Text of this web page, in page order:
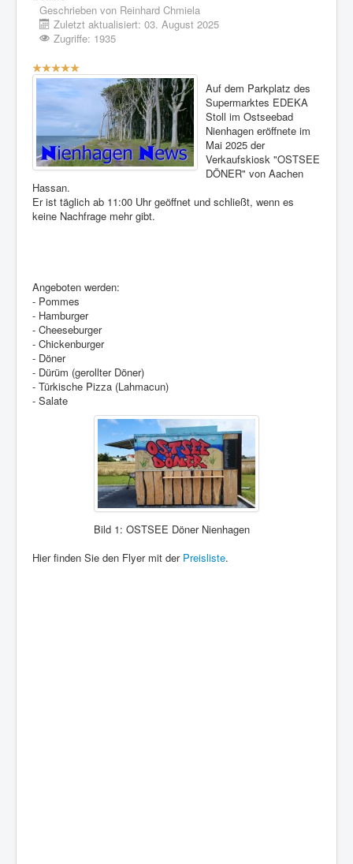
Geschrieben von Reinhard Chmiela
Zuletzt aktualisiert: 03. August 2025
Zugriffe: 1935
Bewertung:
Auf dem Parkplatz des
Supermarktes EDEKA
Stoll im Ostseebad
Nienhagen eröffnete im
Mai 2025 der
Verkaufskiosk "OSTSEE
DÖNER" von Aachen
Hassan.
Er ist täglich ab 11:00 Uhr geöffnet und schließt, wenn es
keine Nachfrage mehr gibt.
Angeboten werden:
- Pommes
- Hamburger
- Cheeseburger
- Chickenburger
- Döner
- Dürüm (gerollter Döner)
- Türkische Pizza (Lahmacun)
- Salate
Bild 1: OSTSEE Döner Nienhagen
Hier finden Sie den Flyer mit der Preisliste.